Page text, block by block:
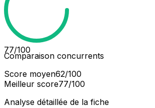
77/100
Comparaison concurrents
Score moyen62/100
Meilleur score77/100
Analyse détaillée de la fiche